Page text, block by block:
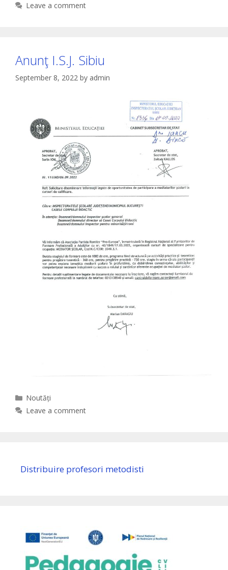
Leave a comment
Anunţ I.S.J. Sibiu
September 8, 2022 by admin
Categories
Noutăți
Leave a comment
Distribuire profesori metodisti